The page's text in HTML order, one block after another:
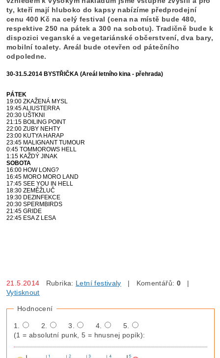
ty, kteří mají hluboko do kapsy nabízíme předprodejní
cenu 400 Kč na celý festival (cena na místě bude 480,
respektive 250 na pátek a 300 na sobotu). Tradičně bude k
dispozici veganské a vegetariánské občerstvení, dva bary,
mobilní toalety. Areál bude otevřen od pátečního
odpoledne.
30-31.5.2014 BYSTŘIČKA (Areál letního kina - přehrada)
PÁTEK
19:00 ZKAŽENÁ MYSL
19:45 ALIUSTERRA
20:30 UŠTKNI
21:15 BOILING POINT
22:00 ZUBY NEHTY
23:00 KUTYA HARAP
23:45 MALIGNANT TUMOUR
0:45 TOMMOROWS HELL
1:15 KAŽDÝ JINAK
SOBOTA
16:00 HOW LONG?
16:45 MORO MORO LAND
17:45 SEE YOU IN HELL
18:30 ZEMĚŽLUČ
19:30 DEZINFEKCE
20:30 SPERMBIRDS
21:45 GRIDE
22:45 ESA Z LESA
21.5.2014 Rubrika: Letní festivaly | Komentářů: 0 |
Vytisknout
Hodnocení
1. 2. 3. 4.
5.
(1 = absolutní punk, 5 = hnusnej popík):